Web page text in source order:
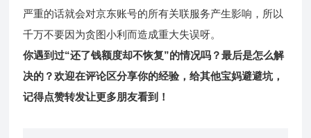
严重的话就会对京东账号的所有关联服务产生影响，所以
千万不要因为贪图小利而造成重大失误呀。
你遇到过“还了钱额度却不恢复”的情况吗？最后是怎么解
决的？欢迎在评论区分享你的经验，给其他宝妈避避坑，
记得点赞转发让更多朋友看到！